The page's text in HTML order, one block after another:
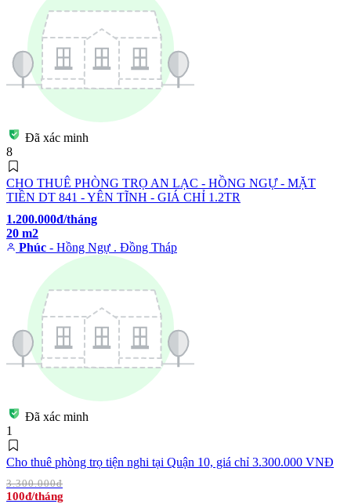
Đã xác minh
8
CHO THUÊ PHÒNG TRỌ AN LẠC - HỒNG NGỰ - MẶT
TIỀN DT 841 - YÊN TĨNH - GIÁ CHỈ 1.2TR
1.200.000đ/tháng
20 m2
Phúc - Hồng Ngự . Đồng Tháp
Đã xác minh
1
Cho thuê phòng trọ tiện nghi tại Quận 10, giá chỉ 3.300.000 VNĐ
3.300.000đ
100đ/tháng